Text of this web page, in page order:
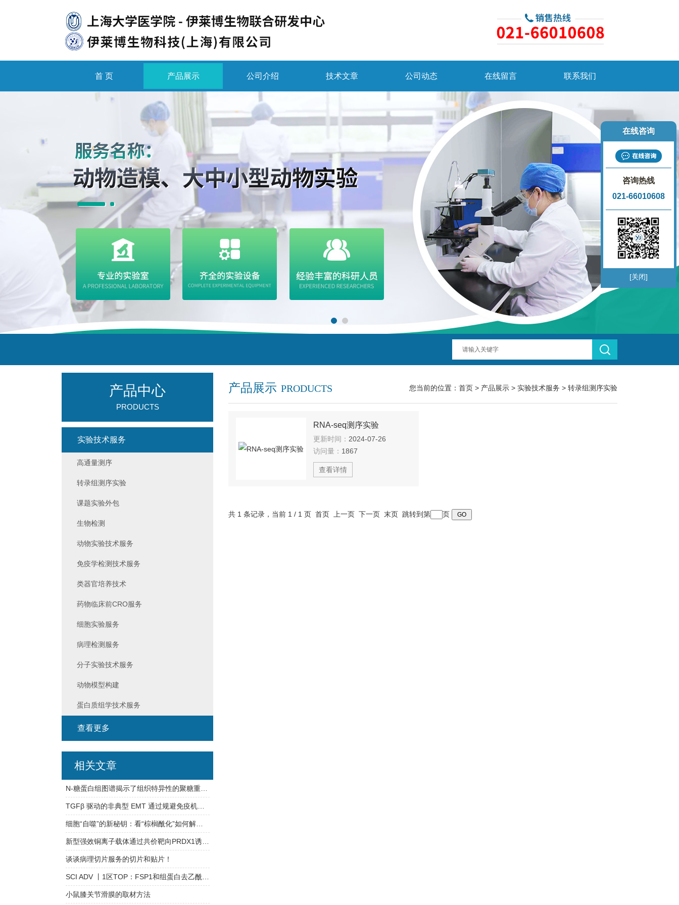
首 页 产品展示 公司介绍 技术文章 公司动态 在线留言 联系我们
产品展示 PRODUCTS 您当前的位置： 首页 > 产品展示 > 实验技术服务 > 转录组测序实验
RNA-seq测序实验
更新时间： 2024-07-26
访问量： 1867
查看详情
共 1 条记录，当前 1 / 1 页 首页 上一页 下一页 末页 跳转到第 页
产品中心
PRODUCTS
实验技术服务
高通量测序
转录组测序实验
课题实验外包
生物检测
动物实验技术服务
免疫学检测技术服务
类器官培养技术
药物临床前CRO服务
细胞实验服务
病理检测服务
分子实验技术服务
动物模型构建
蛋白质组学技术服务
查看更多
相关文章
N-糖蛋白组图谱揭示了组织特异性的聚糖重塑与非随机的结构微观不均一性
TGFβ 驱动的非典型 EMT 通过规避免疫机械监视维持肺腺癌休眠转移
细胞“自噬”的新秘钥：看“棕榈酰化”如何解锁自噬体形成的奥秘
谈谈病理切片服务的切片和贴片！
SCI ADV 丨1区TOP：FSP1和组蛋白去乙酰化酶抑制癌症持久细胞铁死亡
小鼠膝关节滑膜的取材方法
在线咨询
咨询热线
021-66010608
[关闭]